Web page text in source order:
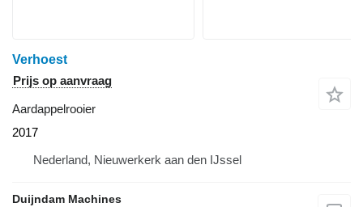
Verhoest
Prijs op aanvraag
Aardappelrooier
2017
Nederland, Nieuwerkerk aan den IJssel
Duijndam Machines